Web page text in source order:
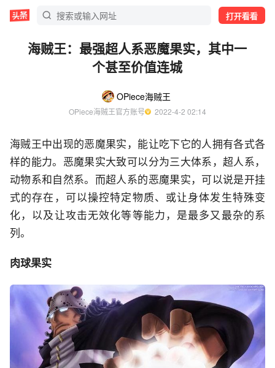
打开看看
海贼王：最强超人系恶魔果实，其中一
个甚至价值连城
OPiece海贼王
OPiece海贼王官方账号
  2022-4-2 02:14
海贼王中出现的恶魔果实，能让吃下它的人拥有各式各
样的能力。恶魔果实大致可以分为三大体系，超人系，
动物系和自然系。而超人系的恶魔果实，可以说是开挂
式的存在，可以操控特定物质、或让身体发生特殊变
化，以及让攻击无效化等等能力，是最多又最杂的系
列。
肉球果实